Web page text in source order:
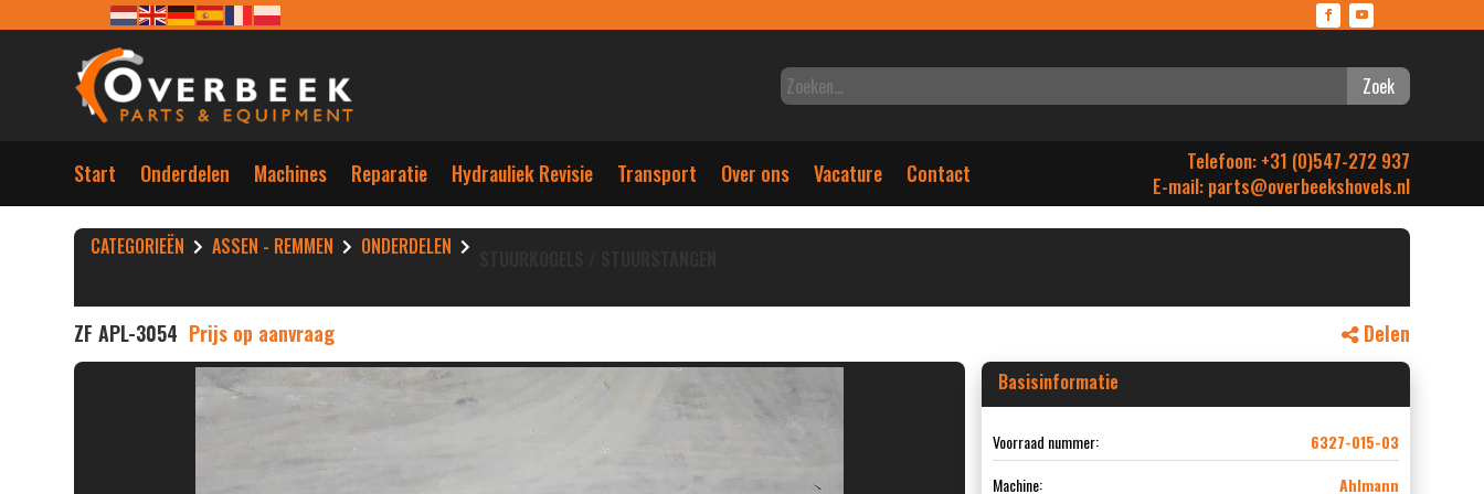
Zoek
Start Onderdelen Machines Reparatie Hydrauliek Revisie Transport Over ons Vacature Contact
Telefoon: +31 (0)547-272 937
E-mail: parts@overbeekshovels.nl
CATEGORIEËN ASSEN - REMMEN ONDERDELEN
ZF APL-3054 Prijs op aanvraag Delen
Basisinformatie
Voorraad nummer:
6327-015-03
Machine:
Ahlmann